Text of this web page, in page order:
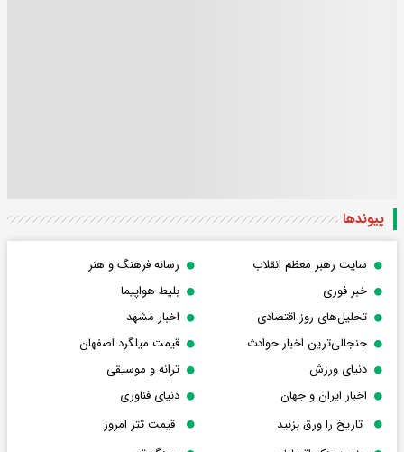
پیوندها
سایت رهبر معظم انقلاب
رسانه فرهنگ و هنر
خبر فوری
بلیط هواپیما
تحلیل‌های روز اقتصادی
اخبار مشهد
جنجالی‌ترین اخبار حوادث
قیمت میلگرد اصفهان
دنیای ورزش
ترانه و موسیقی
اخبار ایران و جهان
دنیای فناوری
تاریخ را ورق بزنید
قیمت تتر امروز